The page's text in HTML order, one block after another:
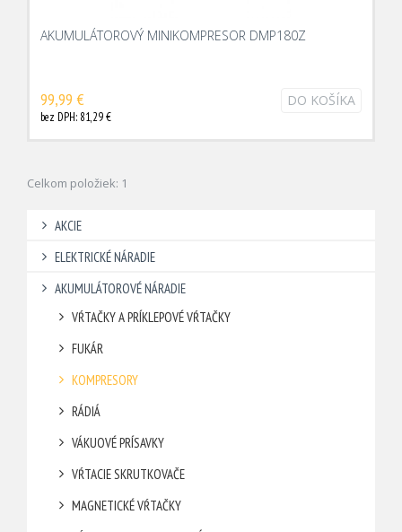
AKUMULÁTOROVÝ MINIKOMPRESOR DMP180Z
99,99 €
bez DPH: 81,29 €
DO KOŠÍKA
Celkom položiek: 1
AKCIE
ELEKTRICKÉ NÁRADIE
AKUMULÁTOROVÉ NÁRADIE
VŔTAČKY A PRÍKLEPOVÉ VŔTAČKY
FUKÁR
KOMPRESORY
RÁDIÁ
VÁKUOVÉ PRÍSAVKY
VŔTACIE SKRUTKOVAČE
MAGNETICKÉ VŔTAČKY